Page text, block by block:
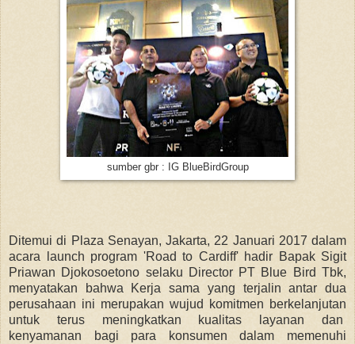
sumber gbr : IG BlueBirdGroup
Ditemui di Plaza Senayan, Jakarta, 22 Januari 2017 dalam
acara launch program 'Road to Cardiff' hadir Bapak Sigit
Priawan Djokosoetono selaku Director PT Blue Bird Tbk,
menyatakan bahwa Kerja sama yang terjalin antar dua
perusahaan ini merupakan wujud komitmen berkelanjutan
untuk terus meningkatkan kualitas layanan dan
kenyamanan bagi para konsumen dalam memenuhi